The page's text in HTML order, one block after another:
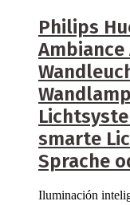
Philips
smarte
Sprache
Iluminación